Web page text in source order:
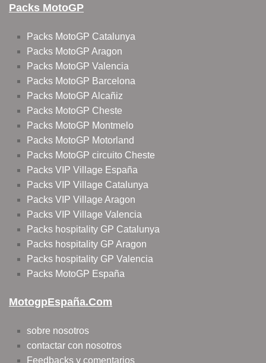
Packs MotoGP
Packs MotoGP Catalunya
Packs MotoGP Aragon
Packs MotoGP Valencia
Packs MotoGP Barcelona
Packs MotoGP Alcañiz
Packs MotoGP Cheste
Packs MotoGP Montmelo
Packs MotoGP Motorland
Packs MotoGP circuito Cheste
Packs VIP Village España
Packs VIP Village Catalunya
Packs VIP Village Aragon
Packs VIP Village Valencia
Packs hospitality GP Catalunya
Packs hospitality GP Aragon
Packs hospitality GP Valencia
Packs MotoGP España
MotogpEspaña.com
sobre nosotros
contactar con nosotros
Feedbacks y comentarios